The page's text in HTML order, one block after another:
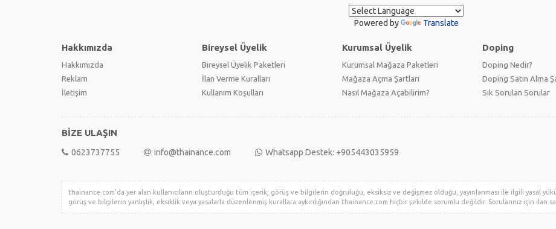
Powered by Translate
Hakkımızda
Hakkımızda
Reklam
İletişim
Bireysel Üyelik
Bireysel Üyelik Paketleri
İlan Verme Kuralları
Kullanım Koşulları
Kurumsal Üyelik
Kurumsal Mağaza Paketleri
Mağaza Açma Şartları
Nasıl Mağaza Açabilirim?
Doping
Doping Nedir?
Doping Satın Alma
Sık Sorulan Sorular
BİZE ULAŞIN
0623737755 info@thainance.com Whatsapp Destek: +905443035959
thainance.com'da yer alan kullanıcıların oluşturduğu tüm içerik, görüş ve bilgilerin doğruluğu, eksiksiz ve değişmez olduğu, yayınlanması ile ilgili yasal
görüş ve bilgilerin yanlışlık, eksiklik veya yasalarla düzenlenmiş kurallara aykırılığından thainance.com hiçbir şekilde sorumlu değildir. Sorularınız için ilan